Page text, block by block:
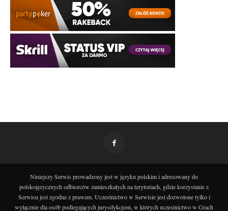
Niniejszy Serwis prowadzony jest w języku polskim i adresowany do
polskojęzycznych odbiorców zamieszkałych na terytoriach, gdzie korzystanie z
Serwisu jest zgodne z prawem. Uczestnictwo w Serwisie jest dozwolone tylko i
wyłącznie dla osób podlegających jurysdykcjom, w których uczestnictwo w Grach